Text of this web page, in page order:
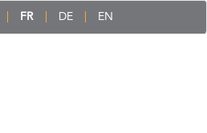
FR DE EN